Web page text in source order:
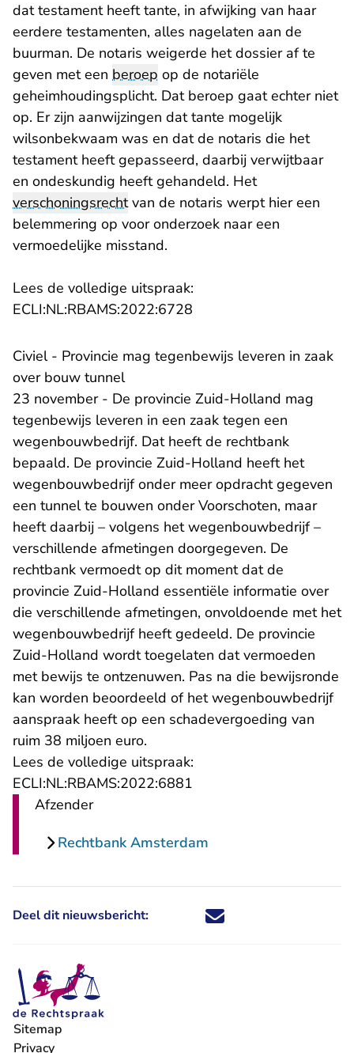
dat testament heeft tante, in afwijking van haar
eerdere testamenten, alles nagelaten aan de
buurman. De notaris weigerde het dossier af te
geven met een beroep op de notariële
geheimhoudingsplicht. Dat beroep gaat echter niet
op. Er zijn aanwijzingen dat tante mogelijk
wilsonbekwaam was en dat de notaris die het
testament heeft gepasseerd, daarbij verwijtbaar
en ondeskundig heeft gehandeld. Het
verschoningsrechtvan de notaris werpt hier een
belemmering op voor onderzoek naar een
vermoedelijke misstand.
Lees de volledige uitspraak:
ECLI:NL:RBAMS:2022:6728
Civiel - Provincie mag tegenbewijs leveren in zaak
over bouw tunnel
23 november - De provincie Zuid-Holland mag
tegenbewijs leveren in een zaak tegen een
wegenbouwbedrijf. Dat heeft de rechtbank
bepaald. De provincie Zuid-Holland heeft het
wegenbouwbedrijf onder meer opdracht gegeven
een tunnel te bouwen onder Voorschoten, maar
heeft daarbij – volgens het wegenbouwbedrijf –
verschillende afmetingen doorgegeven. De
rechtbank vermoedt op dit moment dat de
provincie Zuid-Holland essentiële informatie over
die verschillende afmetingen, onvoldoende met het
wegenbouwbedrijf heeft gedeeld. De provincie
Zuid-Holland wordt toegelaten dat vermoeden
met bewijs te ontzenuwen. Pas na die bewijsronde
kan worden beoordeeld of het wegenbouwbedrijf
aanspraak heeft op een schadevergoeding van
ruim 38 miljoen euro.
Lees de volledige uitspraak:
ECLI:NL:RBAMS:2022:6881
Afzender
Rechtbank Amsterdam
Deel dit nieuwsbericht: Deel dit nieuwsbericht via X -
Deel dit nieuwsbericht via
Deel dit nieuwsbericht
Deel dit
Sitemap
Privacy